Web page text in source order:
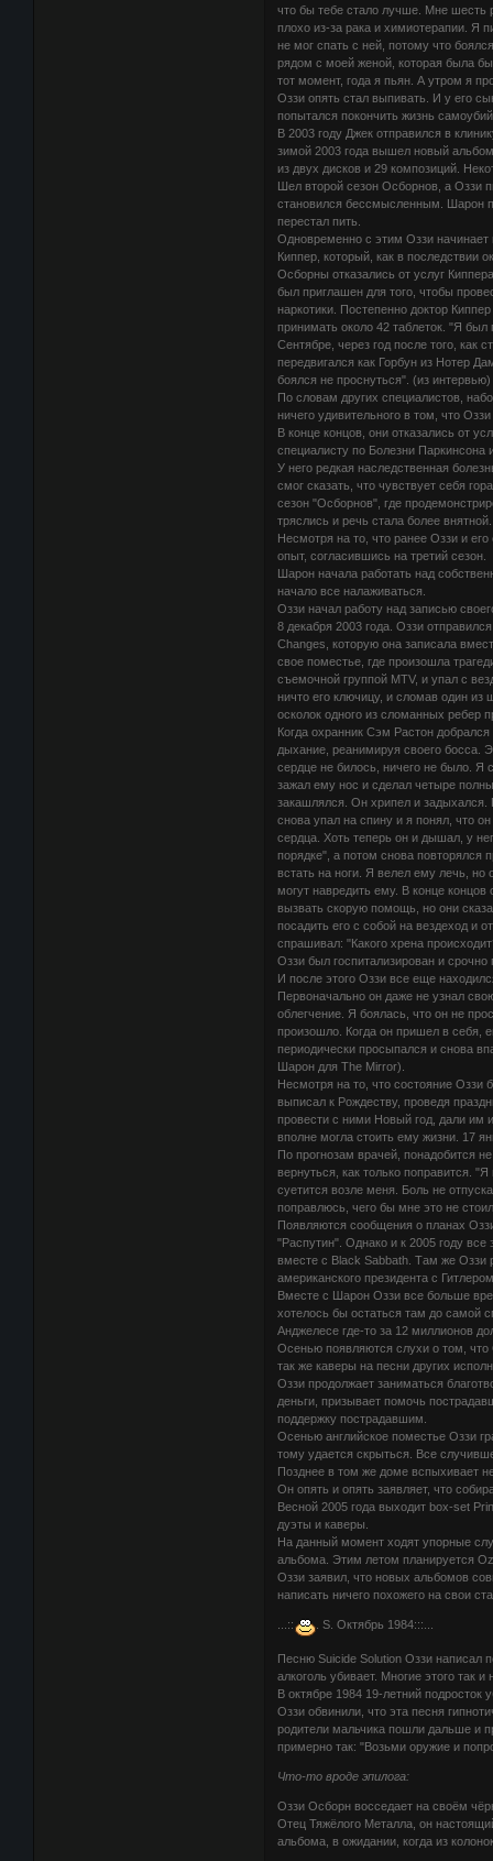
что бы тебе стало лучше. Мне шесть
плохо из-за рака и химиотерапии. Я
не мог спать с ней, потому что
рядом с моей женой, которая была
тот момент, года я пьян. А утром я
Оззи опять стал выпивать. И у его
попытался покончить жизнь
В 2003 году Джек отправился в
зимой 2003 года вышел новый
из двух дисков и 29 композиций.
Шел второй сезон Осборнов, а Оззи
становился бессмысленным. Шарон
перестал пить.
Одновременно с этим Оззи начинает
Киппер, который, как в последствии
Осборны отказались от услуг
был приглашен для того, чтобы
наркотики. Постепенно доктор
принимать около 42 таблеток. "Я был
Сентябре, через год после того, как
передвигался как Горбун из Нотер
боялся не проснуться". (из интервью)
По словам других специалистов,
ничего удивительного в том, что
В конце концов, они отказались от
специалисту по Болезни Паркинсона
У него редкая наследственная
смог сказать, что чувствует себя
сезон "Осборнов", где
тряслись и речь стала более внятной.
Несмотря на то, что ранее Оззи и
опыт, согласившись на третий сезон.
Шарон начала работать над
начало все налаживаться.
Оззи начал работу над записью
8 декабря 2003 года. Оззи
Changes, которую она записала
свое поместье, где произошла
съемочной группой MTV, и упал с
ничто его ключицу, и сломав один из
осколок одного из сломанных ребер
Когда охранник Сэм Растон
дыхание, реанимируя своего босса.
сердце не билось, ничего не было. Я
зажал ему нос и сделал четыре
закашлялся. Он хрипел и задыхался.
снова упал на спину и я понял, что
сердца. Хоть теперь он и дышал, у
порядке", а потом снова повторялся
встать на ноги. Я велел ему лечь,
могут навредить ему. В конце
вызвать скорую помощь, но они
посадить его с собой на вездеход и
спрашивал: "Какого хрена
Оззи был госпитализирован и
И после этого Оззи все еще
Первоначально он даже не узнал
облегчение. Я боялась, что он не
произошло. Когда он пришел в себя,
периодически просыпался и снова
Шарон для The Mirror).
Несмотря на то, что состояние Оззи
выписал к Рождеству, проведя
провести с ними Новый год, дали им
вполне могла стоить ему жизни. 17
По прогнозам врачей, понадобится
вернуться, как только поправится.
суетится возле меня. Боль не
поправлюсь, чего бы мне это не
Появляются сообщения о планах
"Распутин". Однако и к 2005 году
вместе с Black Sabbath. Там же Оззи
американского президента с
Вместе с Шарон Оззи все больше
хотелось бы остаться там до самой
Анджелесе где-то за 12 миллионов
Осенью появляются слухи о том, что
так же каверы на песни других
Оззи продолжает заниматься
деньги, призывает помочь
поддержку пострадавшим.
Осенью английское поместье Оззи
тому удается скрыться. Все
Позднее в том же доме вспыхивает
Он опять и опять заявляет, что
Весной 2005 года выходит box-set
дуэты и каверы.
На данный момент ходят упорные
альбома. Этим летом планируется
Оззи заявил, что новых альбомов
написать ничего похожего на свои
...:: . S. Октябрь 1984:::...
Песню Suicide Solution Оззи написал
алкоголь убивает. Многие этого так и
В октябре 1984 19-летний подросток
Оззи обвинили, что эта песня
родители мальчика пошли дальше и
примерно так: "Возьми оружие и
Что-то вроде эпилога:
Оззи Осборн восседает на своём
Отец Тяжёлого Металла, он
альбома, в ожидании, когда из